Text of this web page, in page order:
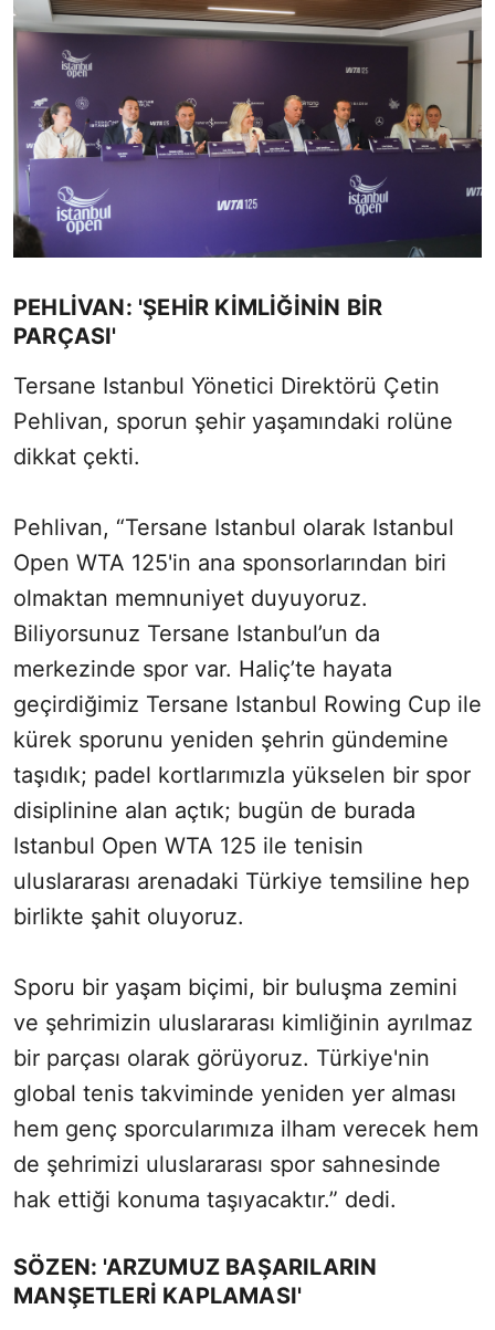
PEHLİVAN: 'ŞEHİR KİMLİĞİNİN BİR
PARÇASI'
Tersane Istanbul Yönetici Direktörü Çetin
Pehlivan, sporun şehir yaşamındaki rolüne
dikkat çekti.
Pehlivan, “Tersane Istanbul olarak Istanbul
Open WTA 125'in ana sponsorlarından biri
olmaktan memnuniyet duyuyoruz.
Biliyorsunuz Tersane Istanbul’un da
merkezinde spor var. Haliç’te hayata
geçirdiğimiz Tersane Istanbul Rowing Cup ile
kürek sporunu yeniden şehrin gündemine
taşıdık; padel kortlarımızla yükselen bir spor
disiplinine alan açtık; bugün de burada
Istanbul Open WTA 125 ile tenisin
uluslararası arenadaki Türkiye temsiline hep
birlikte şahit oluyoruz.
Sporu bir yaşam biçimi, bir buluşma zemini
ve şehrimizin uluslararası kimliğinin ayrılmaz
bir parçası olarak görüyoruz. Türkiye'nin
global tenis takviminde yeniden yer alması
hem genç sporcularımıza ilham verecek hem
de şehrimizi uluslararası spor sahnesinde
hak ettiği konuma taşıyacaktır.” dedi.
SÖZEN: 'ARZUMUZ BAŞARILARIN
MANŞETLERİ KAPLAMASI'